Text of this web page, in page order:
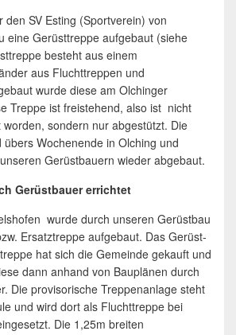
den SV Esting (Sportverein) von
eine Gerüsttreppe aufgebaut (siehe
besteht aus einem
aus Fluchttreppen und
wurde diese am Olchinger
Treppe ist freistehend, also ist nicht
sondern nur abgestützt. Die
Wochenende in Olching und
Gerüstbauern wieder abgebaut.
Gerüstbauer errichtet
wurde durch unseren Gerüstbau
Ersatztreppe aufgebaut. Das Gerüst-
hat sich die Gemeinde gekauft und
dann anhand von Bauplänen durch
Die provisorische Treppenanlage steht
und wird dort als Fluchttreppe bei
Die 1,25m breiten